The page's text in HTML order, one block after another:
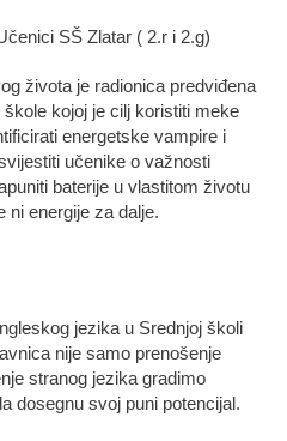
SŠ Zlatar ( 2.r i 2.g)
života je radionica predviđena
kojoj je cilj koristiti meke
energetske vampire i
učenike o važnosti
baterije u vlastitom životu
ni energije za dalje.
jezika u Srednjoj školi
nije samo prenošenje
stranog jezika gradimo
dosegnu svoj puni potencijal.